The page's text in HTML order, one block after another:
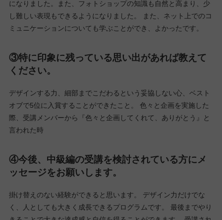
正直迷っていました。この中級編を受講してきた過程で、たくさ
んのことを学び、今後の人生のことについて考えました。そこで
出た答えとして、仲間と一緒にこのWEBデザインだけでなく、た
た。そして、それが最も成し遂げられるとしたら、転職して会社
に属する方がよいという結論に達しました。やっと目の前のモヤ
ら始まる新たな人生にドキドキしています。
②中級編でどんなことを学び、どんなことを得
まず第一に、デザインの力が本当に向上しました。特に昔の作品
など、見返してみると気付けていなかった改善点に気づけるよう
し難しい表現もできるようになりました。 また、ネット上でのコ
ミュニケーションについても学ぶことができ、よかったです。